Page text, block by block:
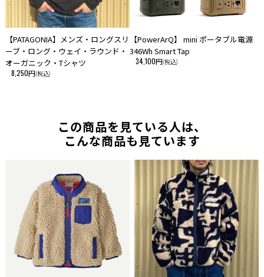
【PATAGONIA】メンズ・ロングスリ
ーブ・ロング・ウェイ・ラウンド・
オーガニック・Tシャツ
8,250円(税込)
【PowerArQ】 mini ポータブル電源
346Wh Smart Tap
34,100円(税込)
この商品を見ている人は、
こんな商品も見ています